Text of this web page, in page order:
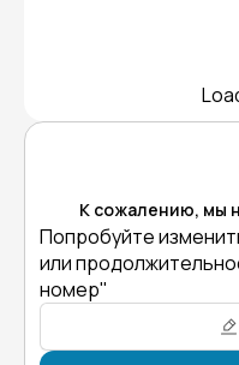
К сожалению, мы
Попробуйте
или
номер"